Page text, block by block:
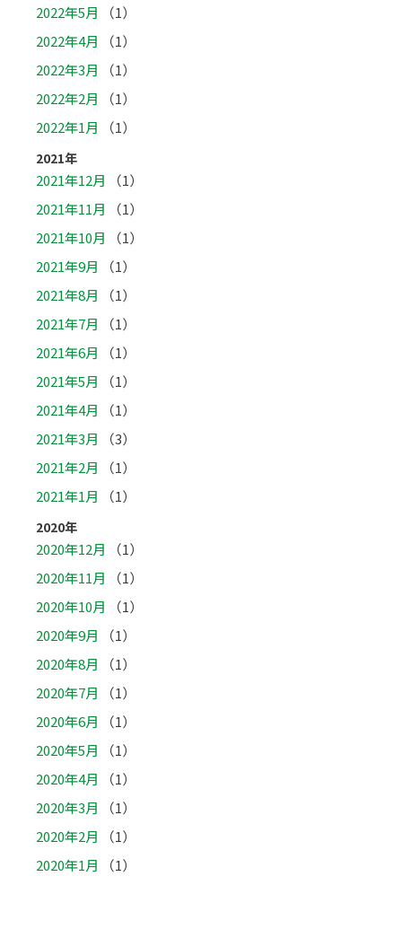
2022年5月
（1）
2022年4月
（1）
2022年3月
（1）
2022年2月
（1）
2022年1月
（1）
2021年
2021年12月
（1）
2021年11月
（1）
2021年10月
（1）
2021年9月
（1）
2021年8月
（1）
2021年7月
（1）
2021年6月
（1）
2021年5月
（1）
2021年4月
（1）
2021年3月
（3）
2021年2月
（1）
2021年1月
（1）
2020年
2020年12月
（1）
2020年11月
（1）
2020年10月
（1）
2020年9月
（1）
2020年8月
（1）
2020年7月
（1）
2020年6月
（1）
2020年5月
（1）
2020年4月
（1）
2020年3月
（1）
2020年2月
（1）
2020年1月
（1）